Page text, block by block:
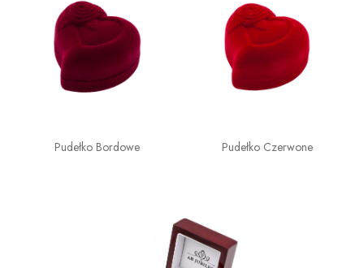
Pudełko Bordowe Pudełko Czerwone